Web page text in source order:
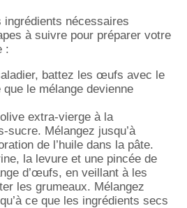
nécessaires
à suivre pour préparer votre
:
battez les œufs avec le
que le mélange devienne
extra-vierge à la
sucre. Mélangez jusqu’à
de l’huile dans la pâte.
la levure et une pincée de
d’œufs, en veillant à les
les grumeaux. Mélangez
ce que les ingrédients secs